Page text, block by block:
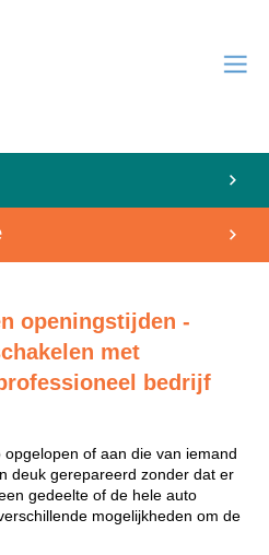
openingstijden -
met
bedrijf
of aan die van iemand
deuk gerepareerd zonder dat er
gedeelte of de hele auto
mogelijkheden om de